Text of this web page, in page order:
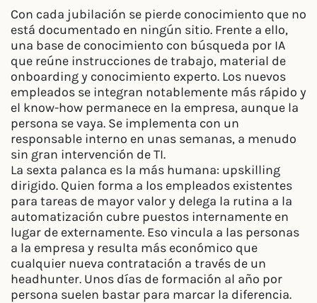
Con cada jubilación se pierde conocimiento que no
está documentado en ningún sitio. Frente a ello,
una base de conocimiento con búsqueda por IA
que reúne instrucciones de trabajo, material de
onboarding y conocimiento experto. Los nuevos
empleados se integran notablemente más rápido y
el know-how permanece en la empresa, aunque la
persona se vaya. Se implementa con un
responsable interno en unas semanas, a menudo
sin gran intervención de TI.
La sexta palanca es la más humana: upskilling
dirigido. Quien forma a los empleados existentes
para tareas de mayor valor y delega la rutina a la
automatización cubre puestos internamente en
lugar de externamente. Eso vincula a las personas
a la empresa y resulta más económico que
cualquier nueva contratación a través de un
headhunter. Unos días de formación al año por
persona suelen bastar para marcar la diferencia.